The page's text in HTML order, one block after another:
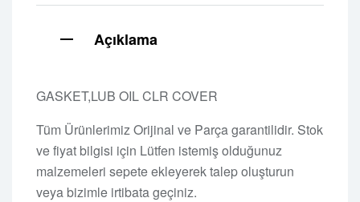
Açıklama
GASKET,LUB OIL CLR COVER
Tüm Ürünlerimiz Orijinal ve Parça garantilidir. Stok
ve fiyat bilgisi için Lütfen istemiş olduğunuz
malzemeleri sepete ekleyerek talep oluşturun
veya bizimle irtibata geçiniz.